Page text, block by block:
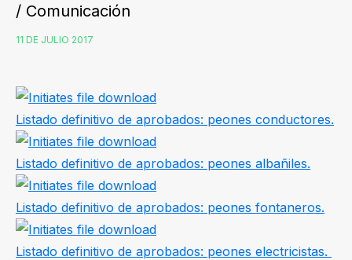
/ Comunicación
11 DE JULIO 2017
Listado definitivo de aprobados: peones conductores.
Listado definitivo de aprobados: peones albañiles.
Listado definitivo de aprobados: peones fontaneros.
Listado definitivo de aprobados: peones electricistas.